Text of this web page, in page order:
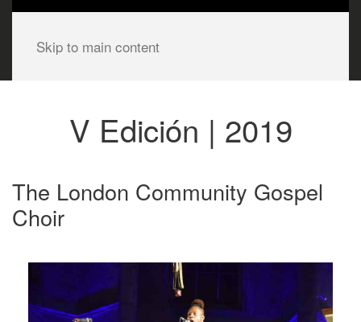
Skip to main content
V Edición | 2019
The London Community Gospel
Choir